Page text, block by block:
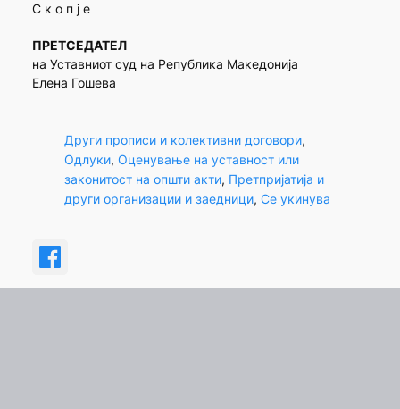
С к о п ј е
ПРЕТСЕДАТЕЛ
на Уставниот суд на Република Македонија
Елена Гошева
Други прописи и колективни договори
Одлуки, Оценување на уставност или
законитост на општи акти, Претпријатија и
други организации и заедници, Се укинува